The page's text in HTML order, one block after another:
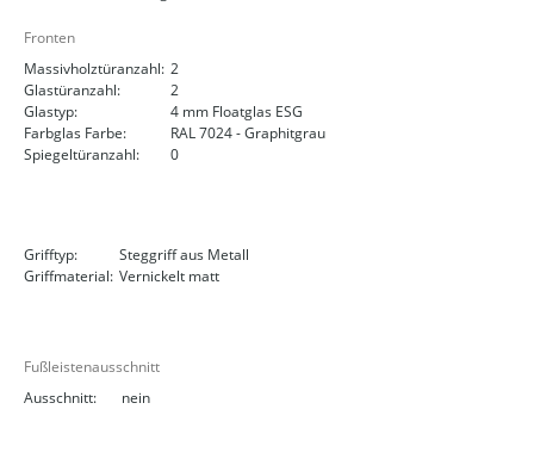
Fronten
Massivholztüranzahl: 2
Glastüranzahl:
2
Glastyp:
4 mm Floatglas ESG
Farbglas Farbe:
RAL 7024 - Graphitgrau
Spiegeltüranzahl:
0
Grifftyp:
Steggriff aus Metall
Griffmaterial: Vernickelt matt
Fußleistenausschnitt
Ausschnitt:
nein